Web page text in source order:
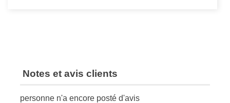
Notes et avis clients
personne n'a encore posté d'avis